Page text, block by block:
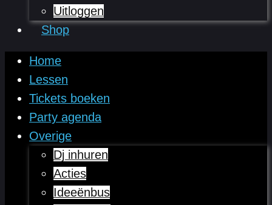
Uitloggen
Shop
Home
Lessen
Tickets boeken
Party agenda
Overige
Dj inhuren
Acties
Ideeënbus